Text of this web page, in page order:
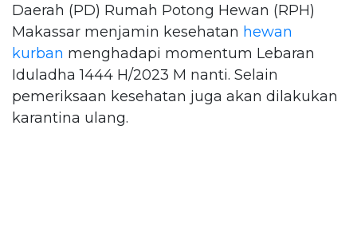
Daerah (PD) Rumah Potong Hewan (RPH)
Makassar menjamin kesehatan hewan
kurban menghadapi momentum Lebaran
Iduladha 1444 H/2023 M nanti. Selain
pemeriksaan kesehatan juga akan dilakukan
karantina ulang.